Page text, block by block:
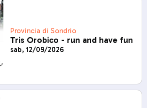
Provincia di Sondrio
Tris Orobico - run and have fun
sab, 12/09/2026